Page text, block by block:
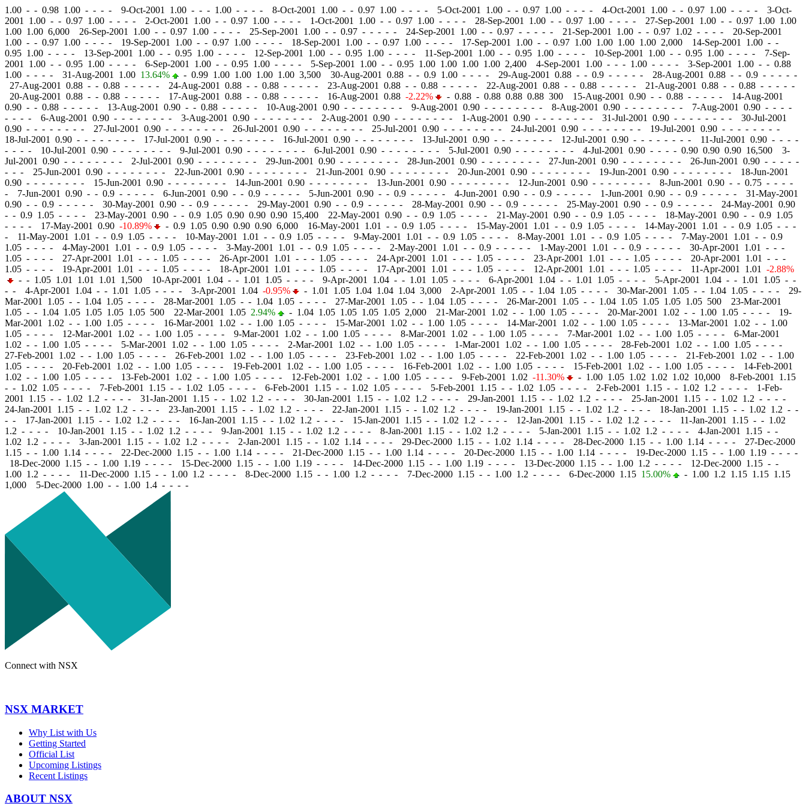
1.00 - - 0.98 1.00 - - - - 9-Oct-2001 1.00 - - - 1.00 - - - - 8-Oct-2001 1.00 - - 0.97 1.00 - - - - 5-Oct-2001 1.00 - - 0.97 1.00 - - - - 4-Oct-2001 1.00 - - 0.97 1.00 - - - - 3-Oct-
2001 1.00 - - 0.97 1.00 - - - - 2-Oct-2001 1.00 - - 0.97 1.00 - - - - 1-Oct-2001 1.00 - - 0.97 1.00 - - - - 28-Sep-2001 1.00 - - 0.97 1.00 - - - - 27-Sep-2001 1.00 - - 0.97 1.00 1.00
1.00 1.00 6,000 26-Sep-2001 1.00 - - 0.97 1.00 - - - - 25-Sep-2001 1.00 - - 0.97 - - - - - 24-Sep-2001 1.00 - - 0.97 - - - - - 21-Sep-2001 1.00 - - 0.97 1.02 - - - - 20-Sep-2001
1.00 - - 0.97 1.00 - - - - 19-Sep-2001 1.00 - - 0.97 1.00 - - - - 18-Sep-2001 1.00 - - 0.97 1.00 - - - - 17-Sep-2001 1.00 - - 0.97 1.00 1.00 1.00 1.00 2,000 14-Sep-2001 1.00 - -
0.95 1.00 - - - - 13-Sep-2001 1.00 - - 0.95 1.00 - - - - 12-Sep-2001 1.00 - - 0.95 1.00 - - - - 11-Sep-2001 1.00 - - 0.95 1.00 - - - - 10-Sep-2001 1.00 - - 0.95 1.00 - - - - 7-Sep-
2001 1.00 - - 0.95 1.00 - - - - 6-Sep-2001 1.00 - - 0.95 1.00 - - - - 5-Sep-2001 1.00 - - 0.95 1.00 1.00 1.00 1.00 2,400 4-Sep-2001 1.00 - - - 1.00 - - - - 3-Sep-2001 1.00 - - 0.88
1.00 - - - - 31-Aug-2001 1.00 13.64% - 0.99 1.00 1.00 1.00 1.00 3,500 30-Aug-2001 0.88 - - 0.9 1.00 - - - - 29-Aug-2001 0.88 - - 0.9 - - - - - 28-Aug-2001 0.88 - - 0.9 - - - - -
27-Aug-2001 0.88 - - 0.88 - - - - - 24-Aug-2001 0.88 - - 0.88 - - - - - 23-Aug-2001 0.88 - - 0.88 - - - - - 22-Aug-2001 0.88 - - 0.88 - - - - - 21-Aug-2001 0.88 - - 0.88 - - - - -
20-Aug-2001 0.88 - - 0.88 - - - - - 17-Aug-2001 0.88 - - 0.88 - - - - - 16-Aug-2001 0.88 -2.22% - 0.88 - 0.88 0.88 0.88 300 15-Aug-2001 0.90 - - 0.88 - - - - - 14-Aug-2001
0.90 - - 0.88 - - - - - 13-Aug-2001 0.90 - - 0.88 - - - - - 10-Aug-2001 0.90 - - - - - - - - 9-Aug-2001 0.90 - - - - - - - - 8-Aug-2001 0.90 - - - - - - - - 7-Aug-2001 0.90 - - - -
- - - - 6-Aug-2001 0.90 - - - - - - - - 3-Aug-2001 0.90 - - - - - - - - 2-Aug-2001 0.90 - - - - - - - - 1-Aug-2001 0.90 - - - - - - - - 31-Jul-2001 0.90 - - - - - - - - 30-Jul-2001
0.90 - - - - - - - - 27-Jul-2001 0.90 - - - - - - - - 26-Jul-2001 0.90 - - - - - - - - 25-Jul-2001 0.90 - - - - - - - - 24-Jul-2001 0.90 - - - - - - - - 19-Jul-2001 0.90 - - - - - - - -
18-Jul-2001 0.90 - - - - - - - - 17-Jul-2001 0.90 - - - - - - - - 16-Jul-2001 0.90 - - - - - - - - 13-Jul-2001 0.90 - - - - - - - - 12-Jul-2001 0.90 - - - - - - - - 11-Jul-2001 0.90 - - - -
- - - - 10-Jul-2001 0.90 - - - - - - - - 9-Jul-2001 0.90 - - - - - - - - 6-Jul-2001 0.90 - - - - - - - - 5-Jul-2001 0.90 - - - - - - - - 4-Jul-2001 0.90 - - - - 0.90 0.90 0.90 16,500 3-
Jul-2001 0.90 - - - - - - - - 2-Jul-2001 0.90 - - - - - - - - 29-Jun-2001 0.90 - - - - - - - - 28-Jun-2001 0.90 - - - - - - - - 27-Jun-2001 0.90 - - - - - - - - 26-Jun-2001 0.90 - - - - -
- - - 25-Jun-2001 0.90 - - - - - - - - 22-Jun-2001 0.90 - - - - - - - - 21-Jun-2001 0.90 - - - - - - - - 20-Jun-2001 0.90 - - - - - - - - 19-Jun-2001 0.90 - - - - - - - - 18-Jun-2001
0.90 - - - - - - - - 15-Jun-2001 0.90 - - - - - - - - 14-Jun-2001 0.90 - - - - - - - - 13-Jun-2001 0.90 - - - - - - - - 12-Jun-2001 0.90 - - - - - - - - 8-Jun-2001 0.90 - - 0.75 - - - -
- 7-Jun-2001 0.90 - - 0.9 - - - - - 6-Jun-2001 0.90 - - 0.9 - - - - - 5-Jun-2001 0.90 - - 0.9 - - - - - 4-Jun-2001 0.90 - - 0.9 - - - - - 1-Jun-2001 0.90 - - 0.9 - - - - - 31-May-2001
0.90 - - 0.9 - - - - - 30-May-2001 0.90 - - 0.9 - - - - - 29-May-2001 0.90 - - 0.9 - - - - - 28-May-2001 0.90 - - 0.9 - - - - - 25-May-2001 0.90 - - 0.9 - - - - - 24-May-2001 0.90
- - 0.9 1.05 - - - - 23-May-2001 0.90 - - 0.9 1.05 0.90 0.90 0.90 15,400 22-May-2001 0.90 - - 0.9 1.05 - - - - 21-May-2001 0.90 - - 0.9 1.05 - - - - 18-May-2001 0.90 - - 0.9 1.05
- - - - 17-May-2001 0.90 -10.89% - 0.9 1.05 0.90 0.90 0.90 6,000 16-May-2001 1.01 - - 0.9 1.05 - - - - 15-May-2001 1.01 - - 0.9 1.05 - - - - 14-May-2001 1.01 - - 0.9 1.05 - - -
- 11-May-2001 1.01 - - 0.9 1.05 - - - - 10-May-2001 1.01 - - 0.9 1.05 - - - - 9-May-2001 1.01 - - 0.9 1.05 - - - - 8-May-2001 1.01 - - 0.9 1.05 - - - - 7-May-2001 1.01 - - 0.9
1.05 - - - - 4-May-2001 1.01 - - 0.9 1.05 - - - - 3-May-2001 1.01 - - 0.9 1.05 - - - - 2-May-2001 1.01 - - 0.9 - - - - - 1-May-2001 1.01 - - 0.9 - - - - - 30-Apr-2001 1.01 - - -
1.05 - - - - 27-Apr-2001 1.01 - - - 1.05 - - - - 26-Apr-2001 1.01 - - - 1.05 - - - - 24-Apr-2001 1.01 - - - 1.05 - - - - 23-Apr-2001 1.01 - - - 1.05 - - - - 20-Apr-2001 1.01 - - -
1.05 - - - - 19-Apr-2001 1.01 - - - 1.05 - - - - 18-Apr-2001 1.01 - - - 1.05 - - - - 17-Apr-2001 1.01 - - - 1.05 - - - - 12-Apr-2001 1.01 - - - 1.05 - - - - 11-Apr-2001 1.01 -2.88%
- - 1.05 1.01 1.01 1.01 1,500 10-Apr-2001 1.04 - - 1.01 1.05 - - - - 9-Apr-2001 1.04 - - 1.01 1.05 - - - - 6-Apr-2001 1.04 - - 1.01 1.05 - - - - 5-Apr-2001 1.04 - - 1.01 1.05 - -
- - 4-Apr-2001 1.04 - - 1.01 1.05 - - - - 3-Apr-2001 1.04 -0.95% - 1.01 1.05 1.04 1.04 1.04 3,000 2-Apr-2001 1.05 - - 1.04 1.05 - - - - 30-Mar-2001 1.05 - - 1.04 1.05 - - - - 29-
Mar-2001 1.05 - - 1.04 1.05 - - - - 28-Mar-2001 1.05 - - 1.04 1.05 - - - - 27-Mar-2001 1.05 - - 1.04 1.05 - - - - 26-Mar-2001 1.05 - - 1.04 1.05 1.05 1.05 1.05 500 23-Mar-2001
1.05 - - 1.04 1.05 1.05 1.05 1.05 500 22-Mar-2001 1.05 2.94% - 1.04 1.05 1.05 1.05 1.05 2,000 21-Mar-2001 1.02 - - 1.00 1.05 - - - - 20-Mar-2001 1.02 - - 1.00 1.05 - - - - 19-
Mar-2001 1.02 - - 1.00 1.05 - - - - 16-Mar-2001 1.02 - - 1.00 1.05 - - - - 15-Mar-2001 1.02 - - 1.00 1.05 - - - - 14-Mar-2001 1.02 - - 1.00 1.05 - - - - 13-Mar-2001 1.02 - - 1.00
1.05 - - - - 12-Mar-2001 1.02 - - 1.00 1.05 - - - - 9-Mar-2001 1.02 - - 1.00 1.05 - - - - 8-Mar-2001 1.02 - - 1.00 1.05 - - - - 7-Mar-2001 1.02 - - 1.00 1.05 - - - - 6-Mar-2001
1.02 - - 1.00 1.05 - - - - 5-Mar-2001 1.02 - - 1.00 1.05 - - - - 2-Mar-2001 1.02 - - 1.00 1.05 - - - - 1-Mar-2001 1.02 - - 1.00 1.05 - - - - 28-Feb-2001 1.02 - - 1.00 1.05 - - - -
27-Feb-2001 1.02 - - 1.00 1.05 - - - - 26-Feb-2001 1.02 - - 1.00 1.05 - - - - 23-Feb-2001 1.02 - - 1.00 1.05 - - - - 22-Feb-2001 1.02 - - 1.00 1.05 - - - - 21-Feb-2001 1.02 - - 1.00
1.05 - - - - 20-Feb-2001 1.02 - - 1.00 1.05 - - - - 19-Feb-2001 1.02 - - 1.00 1.05 - - - - 16-Feb-2001 1.02 - - 1.00 1.05 - - - - 15-Feb-2001 1.02 - - 1.00 1.05 - - - - 14-Feb-2001
1.02 - - 1.00 1.05 - - - - 13-Feb-2001 1.02 - - 1.00 1.05 - - - - 12-Feb-2001 1.02 - - 1.00 1.05 - - - - 9-Feb-2001 1.02 -11.30% - 1.00 1.05 1.02 1.02 1.02 10,000 8-Feb-2001 1.15
- - 1.02 1.05 - - - - 7-Feb-2001 1.15 - - 1.02 1.05 - - - - 6-Feb-2001 1.15 - - 1.02 1.05 - - - - 5-Feb-2001 1.15 - - 1.02 1.05 - - - - 2-Feb-2001 1.15 - - 1.02 1.2 - - - - 1-Feb-
2001 1.15 - - 1.02 1.2 - - - - 31-Jan-2001 1.15 - - 1.02 1.2 - - - - 30-Jan-2001 1.15 - - 1.02 1.2 - - - - 29-Jan-2001 1.15 - - 1.02 1.2 - - - - 25-Jan-2001 1.15 - - 1.02 1.2 - - - -
24-Jan-2001 1.15 - - 1.02 1.2 - - - - 23-Jan-2001 1.15 - - 1.02 1.2 - - - - 22-Jan-2001 1.15 - - 1.02 1.2 - - - - 19-Jan-2001 1.15 - - 1.02 1.2 - - - - 18-Jan-2001 1.15 - - 1.02 1.2 - -
- - 17-Jan-2001 1.15 - - 1.02 1.2 - - - - 16-Jan-2001 1.15 - - 1.02 1.2 - - - - 15-Jan-2001 1.15 - - 1.02 1.2 - - - - 12-Jan-2001 1.15 - - 1.02 1.2 - - - - 11-Jan-2001 1.15 - - 1.02
1.2 - - - - 10-Jan-2001 1.15 - - 1.02 1.2 - - - - 9-Jan-2001 1.15 - - 1.02 1.2 - - - - 8-Jan-2001 1.15 - - 1.02 1.2 - - - - 5-Jan-2001 1.15 - - 1.02 1.2 - - - - 4-Jan-2001 1.15 - -
1.02 1.2 - - - - 3-Jan-2001 1.15 - - 1.02 1.2 - - - - 2-Jan-2001 1.15 - - 1.02 1.14 - - - - 29-Dec-2000 1.15 - - 1.02 1.14 - - - - 28-Dec-2000 1.15 - - 1.00 1.14 - - - - 27-Dec-2000
1.15 - - 1.00 1.14 - - - - 22-Dec-2000 1.15 - - 1.00 1.14 - - - - 21-Dec-2000 1.15 - - 1.00 1.14 - - - - 20-Dec-2000 1.15 - - 1.00 1.14 - - - - 19-Dec-2000 1.15 - - 1.00 1.19 - - - -
18-Dec-2000 1.15 - - 1.00 1.19 - - - - 15-Dec-2000 1.15 - - 1.00 1.19 - - - - 14-Dec-2000 1.15 - - 1.00 1.19 - - - - 13-Dec-2000 1.15 - - 1.00 1.2 - - - - 12-Dec-2000 1.15 - -
1.00 1.2 - - - - 11-Dec-2000 1.15 - - 1.00 1.2 - - - - 8-Dec-2000 1.15 - - 1.00 1.2 - - - - 7-Dec-2000 1.15 - - 1.00 1.2 - - - - 6-Dec-2000 1.15 15.00% - 1.00 1.2 1.15 1.15 1.15
1,000 5-Dec-2000 1.00 - - 1.00 1.4 - - - -
Connect with NSX
NSX MARKET
Why List with Us
Getting Started
Official List
Upcoming Listings
Recent Listings
ABOUT NSX